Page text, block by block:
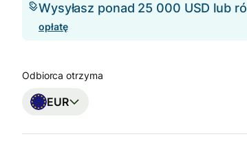
Wysyłasz ponad 25 000 USD lub
opłatę
Odbiorca otrzyma
EUR